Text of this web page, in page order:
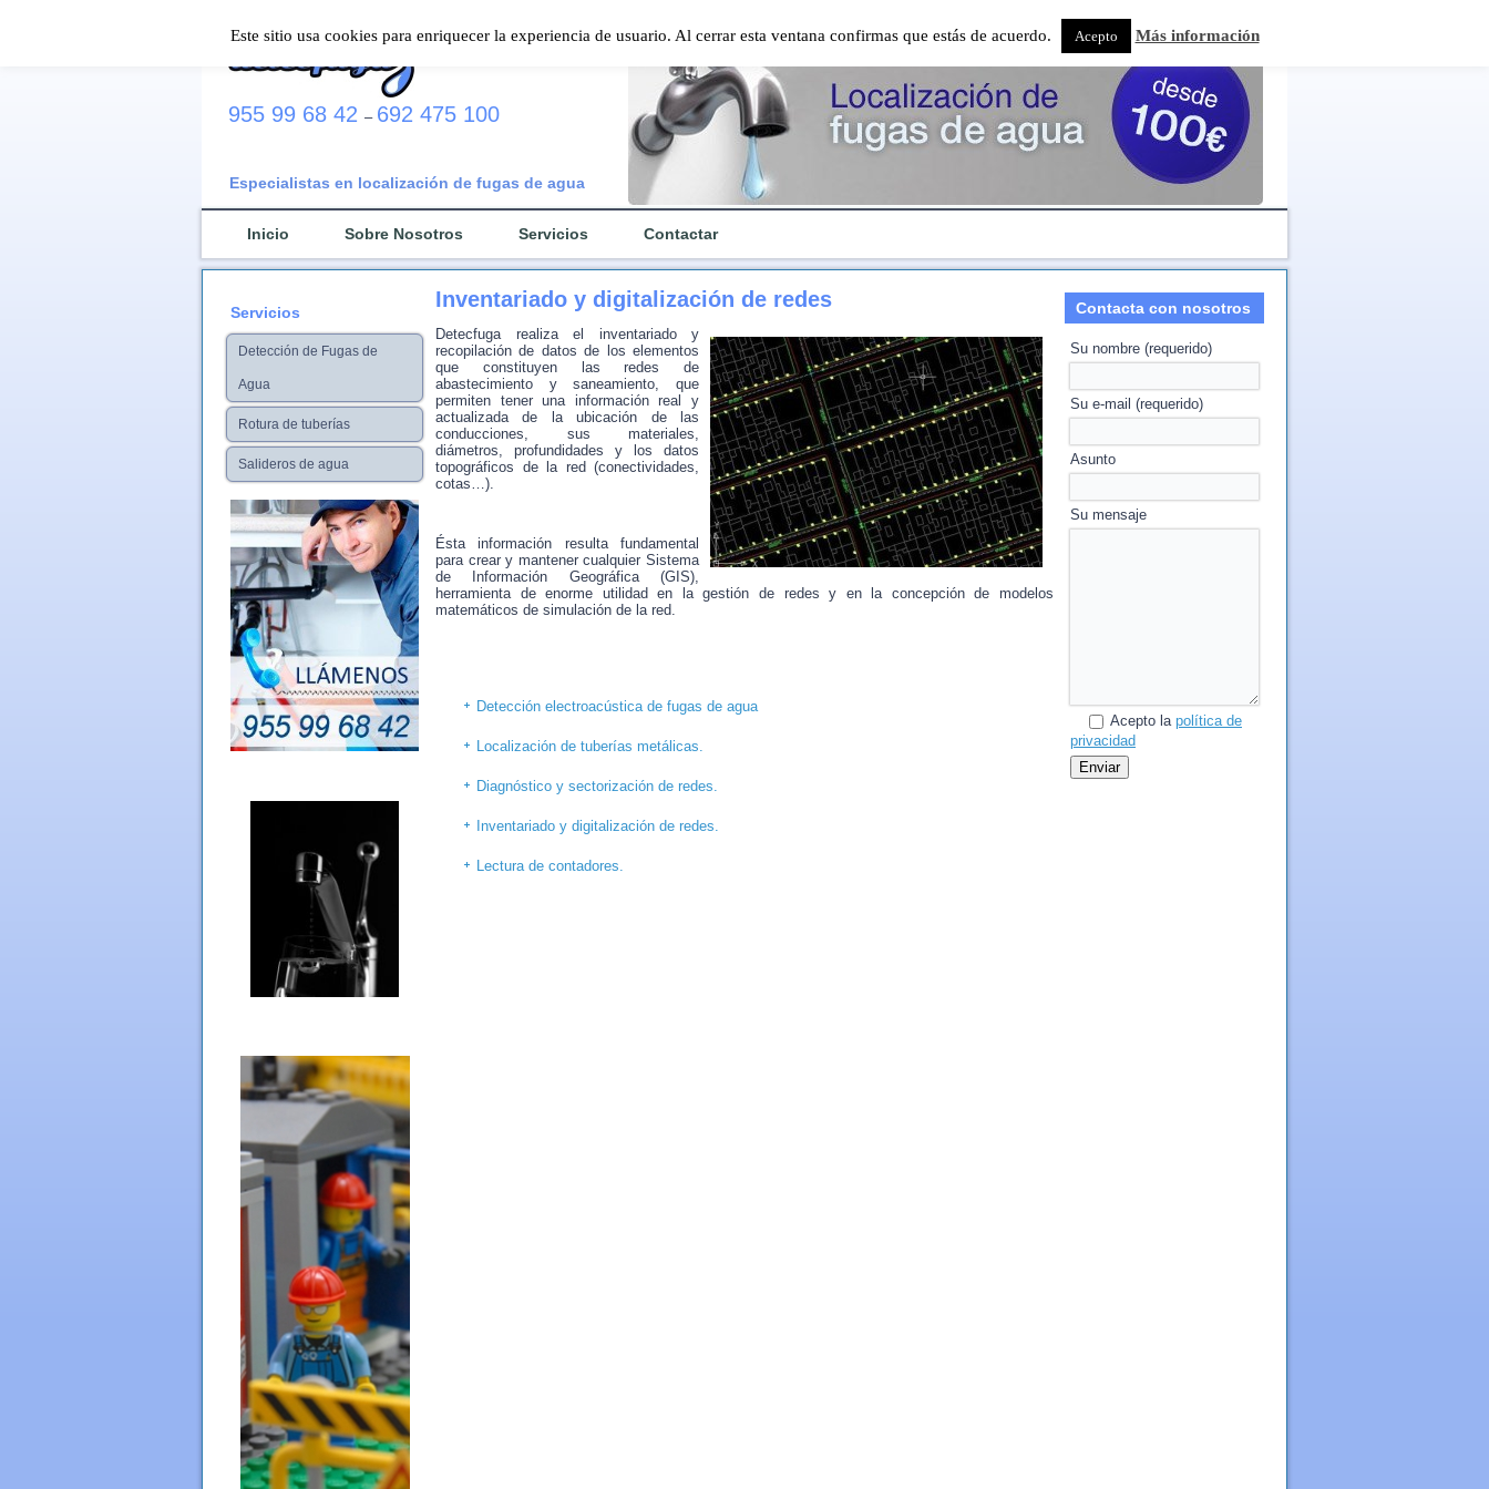
Especialistas en localización de fugas de agua
955 99 68 42 – 692 475 100
Inicio Sobre Nosotros Servicios Contactar
Servicios
Detección de Fugas de
Agua
Rotura de tuberías
Salideros de agua
Inventariado y digitalización de redes
Detecfuga realiza el inventariado y
recopilación de datos de los elementos
que constituyen las redes de
abastecimiento y saneamiento, que
permiten tener una información real y
actualizada de la ubicación de las
conducciones, sus materiales,
diámetros, profundidades y los datos
topográficos de la red (conectividades,
cotas…).
Ésta información resulta fundamental
para crear y mantener cualquier Sistema
de Información Geográfica (GIS),
herramienta de enorme utilidad en la gestión de redes y en la concepción de modelos
matemáticos de simulación de la red.
Detección electroacústica de fugas de agua
Localización de tuberías metálicas.
Diagnóstico y sectorización de redes.
Inventariado y digitalización de redes.
Lectura de contadores.
Contacta con nosotros
Su nombre (requerido)
Su e-mail (requerido)
Asunto
Su mensaje
Acepto la política de
privacidad
Este sitio usa cookies para enriquecer la experiencia de usuario. Al cerrar esta ventana confirmas que estás de acuerdo. Acepto Más información